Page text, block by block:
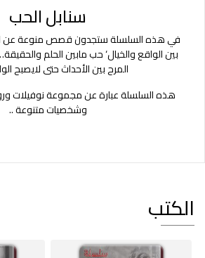
سنابل الحب
في هذه السلسلة ستجدون قصص منوعة عن
بين الواقع والخيال‘ حب مابين الحلم
المرح بين الأحداث حتى لايصبح
هذه السلسلة عبارة عن مجموعة نوفيلات
وشخصيات متنوعة ..
الكتب